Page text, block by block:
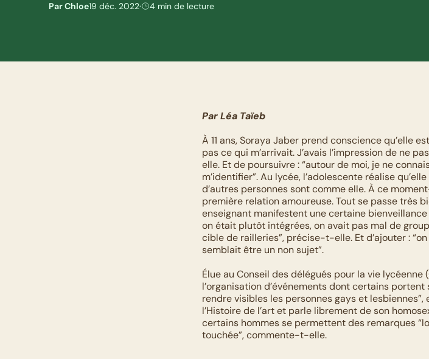
Par Chloe19 déc. 2022· 4 min de lecture
Par Léa Taïeb
À 11 ans, Soraya Jaber prend conscience qu’elle
pas ce qui m’arrivait. J’avais l’impression de ne
elle. Et de poursuivre : “autour de moi, je ne
m’identifier”. Au lycée, l’adolescente réalise
d’autres personnes sont comme elle. À ce
première relation amoureuse. Tout se passe très
enseignant manifestent une certaine bienveillance
on était plutôt intégrées, on avait pas mal de
cible de railleries”, précise-t-elle. Et d’ajouter :
semblait être un non sujet”.
Élue au Conseil des délégués pour la vie
l’organisation d’événements dont certains portent
rendre visibles les personnes gays et
l’Histoire de l’art et parle librement de son
certains hommes se permettent des remarques
touchée”, commente-t-elle.